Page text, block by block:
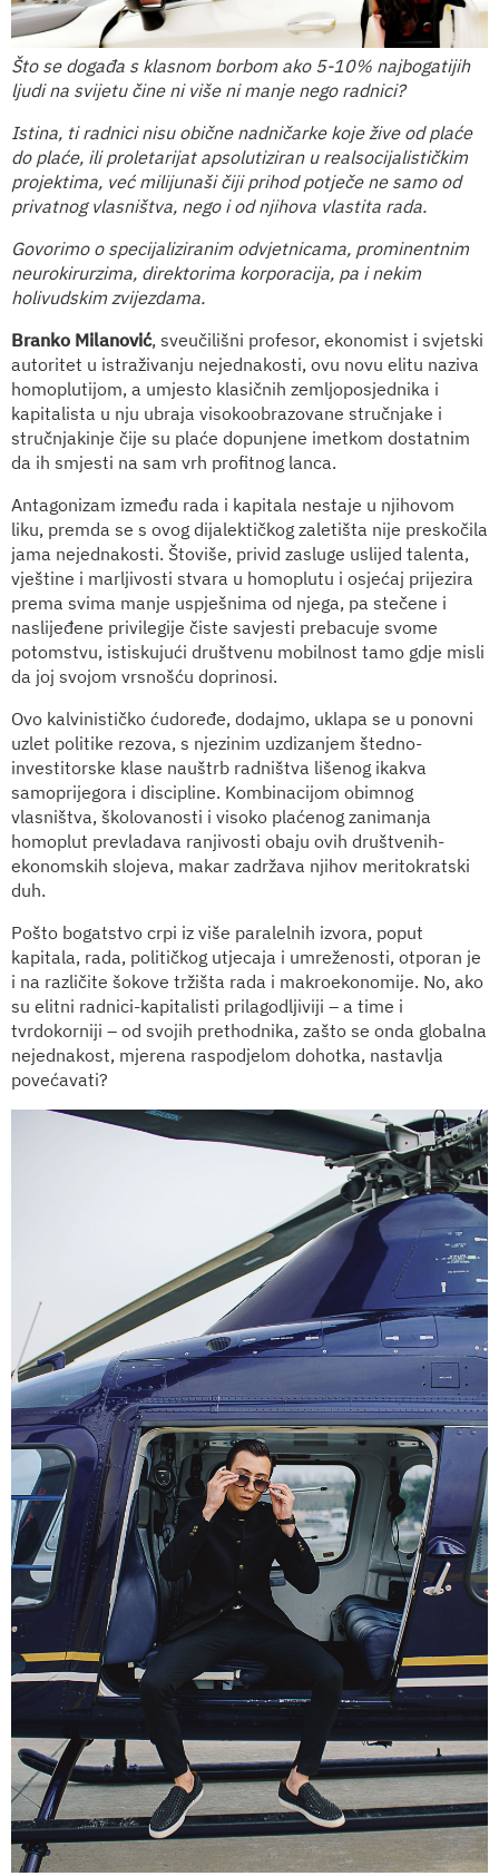
Što se događa s klasnom borbom ako 5-10% najbogatijih
ljudi na svijetu čine ni više ni manje nego radnici?
Istina, ti radnici nisu obične nadničarke koje žive od plaće
do plaće, ili proletarijat apsolutiziran u realsocijalističkim
projektima, već milijunaši čiji prihod potječe ne samo od
privatnog vlasništva, nego i od njihova vlastita rada.
Govorimo o specijaliziranim odvjetnicama, prominentnim
neurokirurzima, direktorima korporacija, pa i nekim
holivudskim zvijezdama.
Branko Milanović, sveučilišni profesor, ekonomist i svjetski
autoritet u istraživanju nejednakosti, ovu novu elitu naziva
homoplutijom, a umjesto klasičnih zemljoposjednika i
kapitalista u nju ubraja visokoobrazovane stručnjake i
stručnjakinje čije su plaće dopunjene imetkom dostatnim
da ih smjesti na sam vrh profitnog lanca.
Antagonizam između rada i kapitala nestaje u njihovom
liku, premda se s ovog dijalektičkog zaletišta nije preskočila
jama nejednakosti. Štoviše, privid zasluge uslijed talenta,
vještine i marljivosti stvara u homoplutu i osjećaj prijezira
prema svima manje uspješnima od njega, pa stečene i
naslijeđene privilegije čiste savjesti prebacuje svome
potomstvu, istiskujući društvenu mobilnost tamo gdje misli
da joj svojom vrsnošću doprinosi.
Ovo kalvinističko ćudoređe, dodajmo, uklapa se u ponovni
uzlet politike rezova, s njezinim uzdizanjem štedno-
investitorske klase nauštrb radništva lišenog ikakva
samoprijegora i discipline. Kombinacijom obimnog
vlasništva, školovanosti i visoko plaćenog zanimanja
homoplut prevladava ranjivosti obaju ovih društvenih-
ekonomskih slojeva, makar zadržava njihov meritokratski
duh.
Pošto bogatstvo crpi iz više paralelnih izvora, poput
kapitala, rada, političkog utjecaja i umreženosti, otporan je
i na različite šokove tržišta rada i makroekonomije. No, ako
su elitni radnici-kapitalisti prilagodljiviji – a time i
tvrdokorniji – od svojih prethodnika, zašto se onda globalna
nejednakost, mjerena raspodjelom dohotka, nastavlja
povećavati?